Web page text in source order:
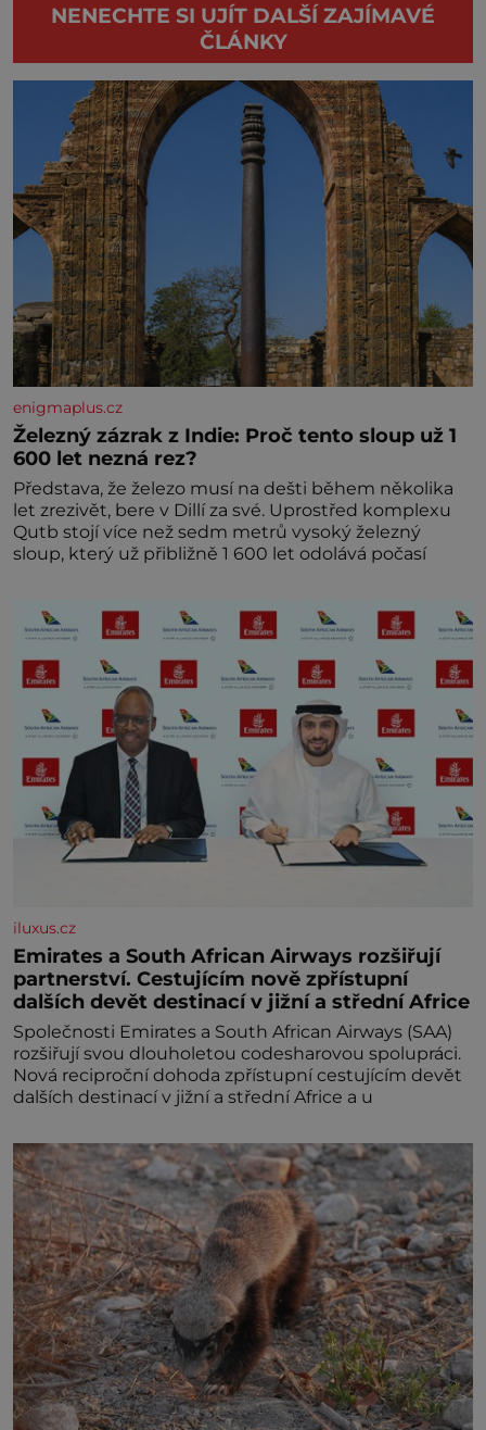
NENECHTE SI UJÍT DALŠÍ ZAJÍMAVÉ
ČLÁNKY
enigmaplus.cz
Železný zázrak z Indie: Proč tento sloup už 1
600 let nezná rez?
Představa, že železo musí na dešti během několika
let zrezivět, bere v Dillí za své. Uprostřed komplexu
Qutb stojí více než sedm metrů vysoký železný
sloup, který už přibližně 1 600 let odolává počasí
iluxus.cz
Emirates a South African Airways rozšiřují
partnerství. Cestujícím nově zpřístupní
dalších devět destinací v jižní a střední Africe
Společnosti Emirates a South African Airways (SAA)
rozšiřují svou dlouholetou codesharovou spolupráci.
Nová reciproční dohoda zpřístupní cestujícím devět
dalších destinací v jižní a střední Africe a u